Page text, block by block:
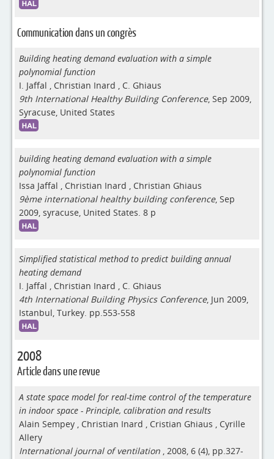
Communication dans un congrès
Building heating demand evaluation with a simple
polynomial function
I. Jaffal , Christian Inard , C. Ghiaus
9th International Healthy Building Conference, Sep 2009,
Syracuse, United States
building heating demand evaluation with a simple
polynomial function
Issa Jaffal , Christian Inard , Christian Ghiaus
9ème international healthy building conference, Sep
2009, syracuse, United States. 8 p
Simplified statistical method to predict building annual
heating demand
I. Jaffal , Christian Inard , C. Ghiaus
4th International Building Physics Conference, Jun 2009,
Istanbul, Turkey. pp.553-558
2008
Article dans une revue
A state space model for real-time control of the temperature
in indoor space - Principle, calibration and results
Alain Sempey , Christian Inard , Cristian Ghiaus , Cyrille
Allery
International journal of ventilation , 2008, 6 (4), pp.327-